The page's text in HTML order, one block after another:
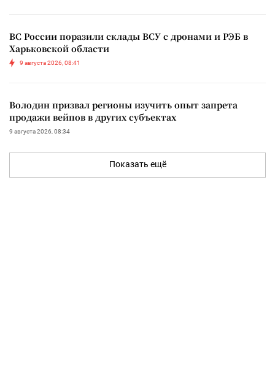
ВС России поразили склады ВСУ с дронами и РЭБ в
Харьковской области
9 августа 2026, 08:41
Володин призвал регионы изучить опыт запрета
продажи вейпов в других субъектах
9 августа 2026, 08:34
Показать ещё